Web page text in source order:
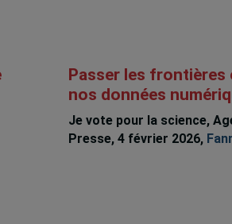
Passer les frontières
nos données
Je vote pour la science,
Presse, 4 février 2026,